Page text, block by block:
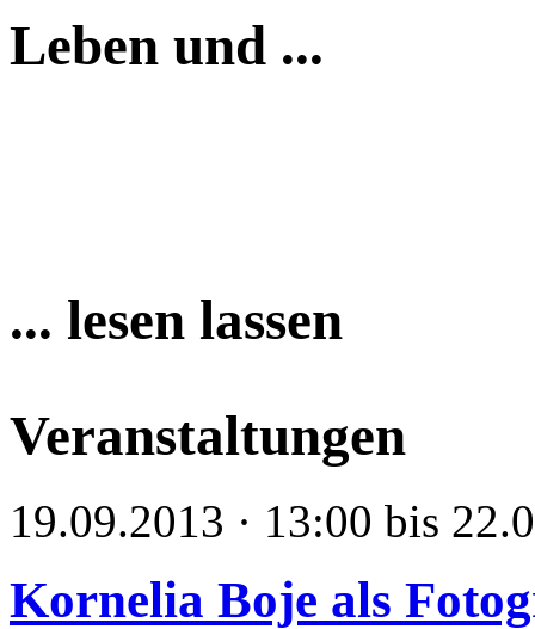
Leben und ...
... lesen lassen
Veranstaltungen
19.09.2013 · 13:00 bis
Kornelia Boje als